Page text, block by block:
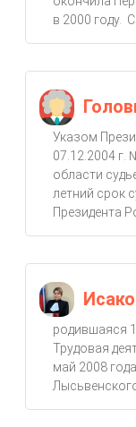
в 2000 году. С
Указом
07.12.2004 г.
области
летний срок
Президента
родившаяся
Трудовая
май 2008